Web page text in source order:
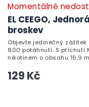
EL CEEGO,
broskev
Momentálně
129 Kč
Objevte jedinečný zážitek
800 potáhnutí. S příchutí
nikotinem o obsahu 16,9